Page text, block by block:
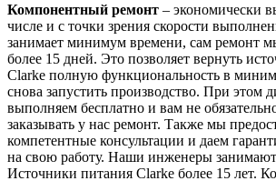
Компонентный ремонт – экономически
числе и с точки зрения скорости
занимает минимум времени, сам ремонт
более 15 дней. Это позволяет вернуть
Clarke полную функциональность в
снова запустить производство. При этом
выполняем бесплатно и вам не
заказывать у нас ремонт. Также мы
компетентные консультации и даем
на свою работу. Наши инженеры
Источники питания Clarke более 15 лет.